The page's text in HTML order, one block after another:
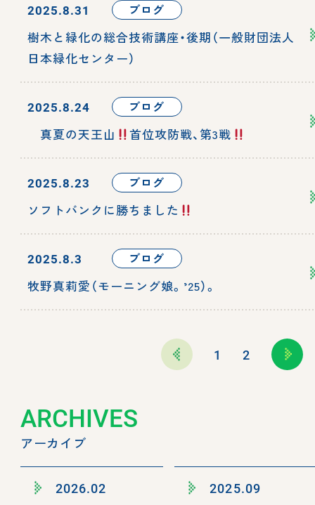
2025.8.31 ブログ
樹木と緑化の総合技術講座・後期（一般財団法人
日本緑化センター）
2025.8.24 ブログ
真夏の天王山 首位攻防戦、第3戦
2025.8.23 ブログ
ソフトバンクに勝ちました
2025.8.3 ブログ
牧野真莉愛（モーニング娘。’25）。
1 2
ARCHIVES
アーカイブ
2026.02 2025.09